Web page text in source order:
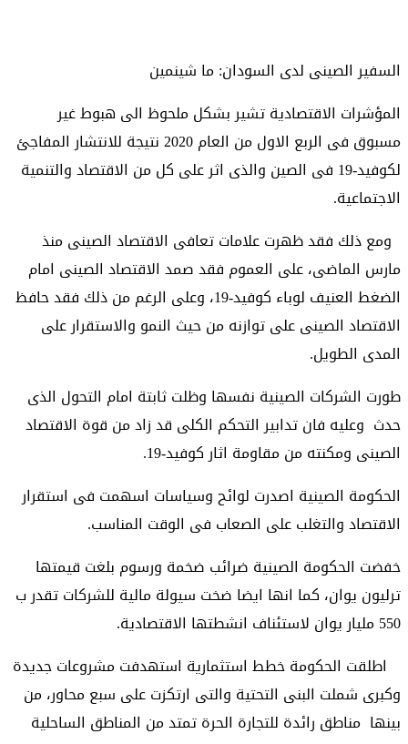
السفير الصينى لدى السودان: ما شينمين
المؤشرات الاقتصادية تشير بشكل ملحوظ الى هبوط غير
مسبوق فى الربع الاول من العام 2020 نتيجة للانتشار المفاجئ
لكوفيد-19 فى الصين والذى اثر على كل من الاقتصاد والتنمية
الاجتماعية.
ومع ذلك فقد ظهرت علامات تعافى الاقتصاد الصينى منذ
مارس الماضى، على العموم فقد صمد الاقتصاد الصينى امام
الضغط العنيف لوباء كوفيد-19، وعلى الرغم من ذلك فقد حافظ
الاقتصاد الصينى على توازنه من حيث النمو والاستقرار على
المدى الطويل.
طورت الشركات الصينية نفسها وظلت ثابتة امام التحول الذى
حدث وعليه فان تدابير التحكم الكلى قد زاد من قوة الاقتصاد
الصينى ومكنته من مقاومة اثار كوفيد-19.
الحكومة الصينية اصدرت لوائح وسياسات اسهمت فى استقرار
الاقتصاد والتغلب على الصعاب فى الوقت المناسب.
خفضت الحكومة الصينية ضرائب ضخمة ورسوم بلغت قيمتها
ترليون يوان، كما انها ايضا ضخت سيولة مالية للشركات تقدر ب
550 مليار يوان لاستئناف انشطتها الاقتصادية.
اطلقت الحكومة خطط استثمارية استهدفت مشروعات جديدة
وكبرى شملت البنى التحتية والتى ارتكزت على سبع محاور، من
بينها مناطق رائدة للتجارة الحرة تمتد من المناطق الساحلية